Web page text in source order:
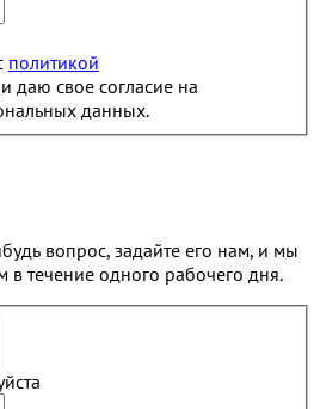
политикой
и даю свое согласие на
данных.
вопрос, задайте его нам, и мы
в течение одного рабочего дня.